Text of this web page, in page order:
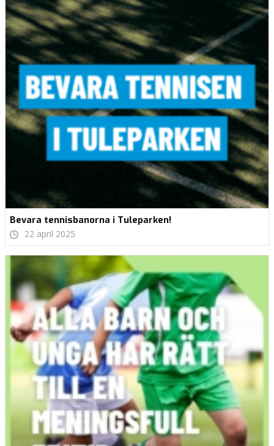
Bevara tennisbanorna i Tuleparken!
22 april 2025